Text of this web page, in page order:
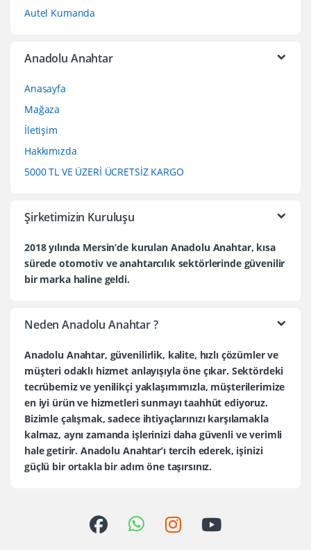
Autel Kumanda
Anadolu Anahtar
Anasayfa
Mağaza
İletişim
Hakkımızda
5000 TL VE ÜZERİ ÜCRETSİZ KARGO
Şirketimizin Kuruluşu
2018 yılında Mersin’de kurulan Anadolu Anahtar, kısa
sürede otomotiv ve anahtarcılık sektörlerinde güvenilir
bir marka haline geldi.
Neden Anadolu Anahtar ?
Anadolu Anahtar, güvenilirlik, kalite, hızlı çözümler ve
müşteri odaklı hizmet anlayışıyla öne çıkar. Sektördeki
tecrübemiz ve yenilikçi yaklaşımımızla, müşterilerimize
en iyi ürün ve hizmetleri sunmayı taahhüt ediyoruz.
Bizimle çalışmak, sadece ihtiyaçlarınızı karşılamakla
kalmaz, aynı zamanda işlerinizi daha güvenli ve verimli
hale getirir. Anadolu Anahtar’ı tercih ederek, işinizi
güçlü bir ortakla bir adım öne taşırsınız.